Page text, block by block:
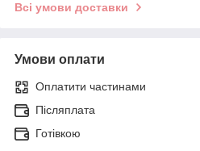
Всі умови доставки
Умови оплати
Оплатити частинами
Післяплата
Готівкою